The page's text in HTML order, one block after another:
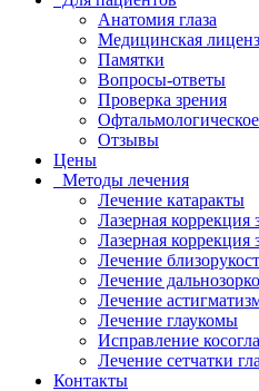
Анатомия глаза
Медицинская
Памятки
Вопросы-ответы
Проверка зрения
Отзывы
Цены
Методы лечения
Лечение катаракты
Лазерная
Лазерная коррекция
Лечение
Лечение
Лечение
Лечение глаукомы
Исправление
Лечение сетчатки
Контакты